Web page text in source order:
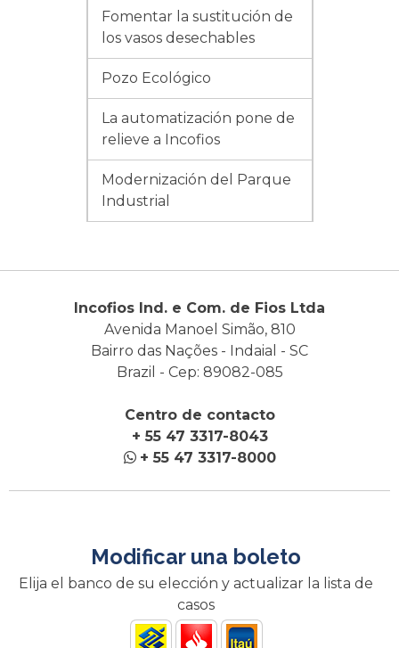
Fomentar la sustitución de
los vasos desechables
Pozo Ecológico
La automatización pone de
relieve a Incofios
Modernización del Parque
Industrial
Incofios Ind. e Com. de Fios Ltda
Avenida Manoel Simão, 810
Bairro das Nações - Indaial - SC
Brazil - Cep: 89082-085
Centro de contacto
+ 55 47 3317-8043
+ 55 47 3317-8000
Modificar una boleto
Elija el banco de su elección y actualizar la lista de
casos